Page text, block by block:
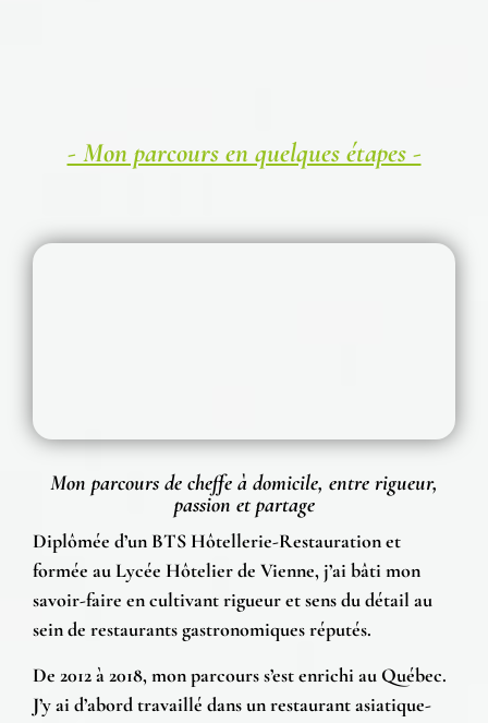
- Mon parcours en quelques étapes -
Mon parcours de cheffe à domicile, entre rigueur,
passion et partage
Diplômée d’un BTS Hôtellerie-Restaurationet
formée auLycée Hôtelier de Vienne, j’ai bâti mon
savoir-faire en cultivant rigueur et sens du détail au
sein de restaurants gastronomiques réputés.
De 2012 à 2018, mon parcours s’est enrichi au Québec.
J’y ai d’abord travaillé dans un restaurant asiatique-